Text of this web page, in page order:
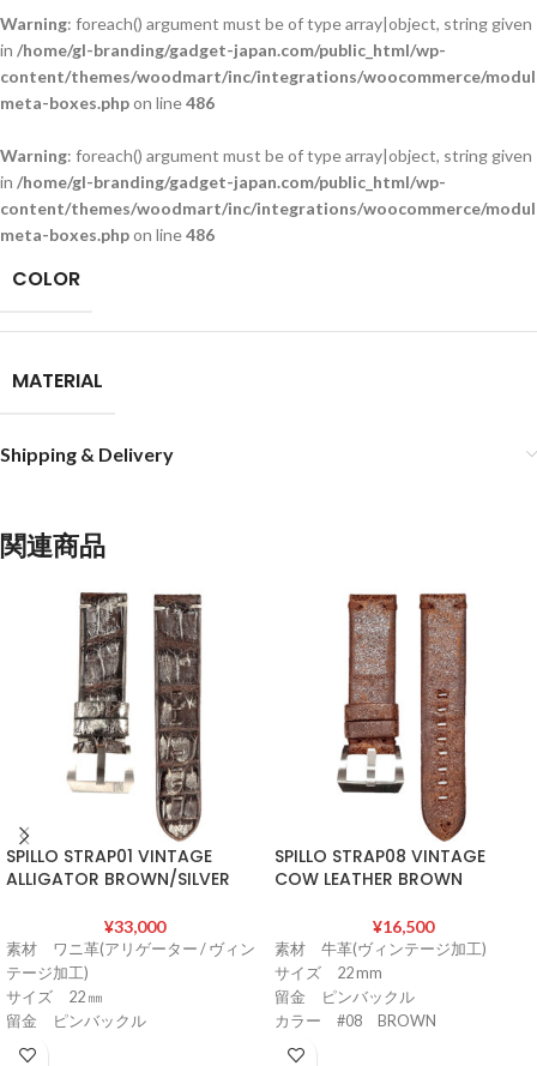
Warning: foreach() argument must be of type array|object, string given
in /home/gl-branding/gadget-japan.com/public_html/wp-
content/themes/woodmart/inc/integrations/woocommerce/
meta-boxes.phpon line486
Warning: foreach() argument must be of type array|object, string given
in /home/gl-branding/gadget-japan.com/public_html/wp-
content/themes/woodmart/inc/integrations/woocommerce/
meta-boxes.phpon line486
COLOR
MATERIAL
Shipping & Delivery
関連商品
SPILLO STRAP01 VINTAGE
ALLIGATOR BROWN/SILVER
¥33,000
素材 ワニ革(アリゲーター / ヴィン
テージ加工)
サイズ 22 ㎜
留金 ピンバックル
カラー #01 BROWN / SILVER
SPILLO STRAP08 VINTAGE
COW LEATHER BROWN
¥16,500
素材 牛革(ヴィンテージ加工)
サイズ 22 mm
留金 ピンバックル
カラー #08 BROWN
イタリア製